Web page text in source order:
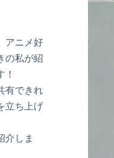
アニメ好
の私が紹
有できれ
立ち上げ
介しま